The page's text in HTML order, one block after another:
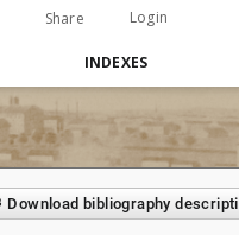
Share Login
INDEXES
Download bibliography